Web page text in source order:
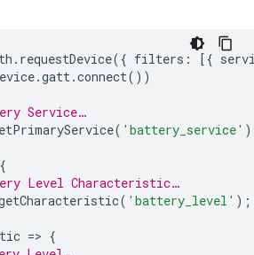
. requestDevice({ filters : [{
.gatt.connect())
Service…
( 'battery_service'
{
Level Characteristic…
( 'battery_level' );
=> {